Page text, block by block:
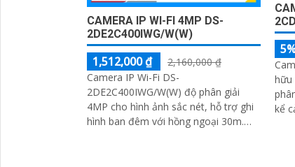
CAMERA IP WI-FI 4MP DS-
2DE2C400IWG/W(W)
1,512,000 ₫
2,160,000 ₫
Camera IP Wi-Fi DS-
2DE2C400IWG/W(W) độ phân giải
4MP cho hình ảnh sắc nét, hỗ trợ ghi
hình ban đêm với hồng ngoại 30m.
hữu
kể